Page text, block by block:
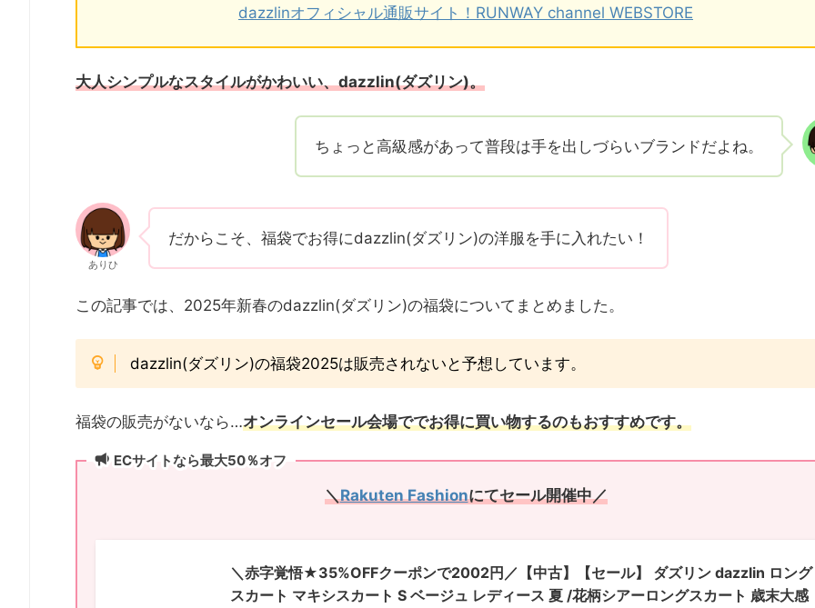
dazzlinオフィシャル通販サイト！RUNWAY channel WEBSTORE
大人シンプルなスタイルがかわいい、dazzlin(ダズリン)。
ちょっと高級感があって普段は手を出しづらいブランドだよね。
ありひ
だからこそ、福袋でお得にdazzlin(ダズリン)の洋服を手に入れたい！
この記事では、2025年新春のdazzlin(ダズリン)の福袋についてまとめました。
dazzlin(ダズリン)の福袋2025は販売されないと予想しています。
福袋の販売がないなら…オンラインセール会場ででお得に買い物するのもおすすめです。
ECサイトなら最大50％オフ
＼Rakuten Fashionにてセール開催中／
＼赤字覚悟★35%OFFクーポンで2002円／【中古】【セール】 ダズリン dazzlin ロング
スカート マキシスカート S ベージュ レディース 夏 /花柄シアーロングスカート 歳末大感